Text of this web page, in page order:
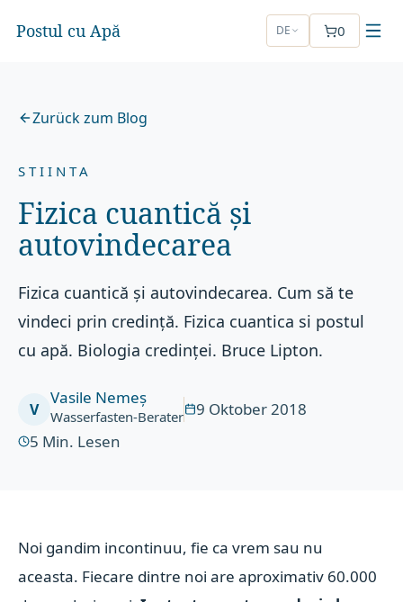
Postul cu Apă DE 0
Zurück zum Blog
STIINTA
Fizica cuantică și
autovindecarea
Fizica cuantică și autovindecarea. Cum să te
vindeci prin credință. Fizica cuantica si postul
cu apă. Biologia credinței. Bruce Lipton.
V
Vasile Nemeș
Wasserfasten-Berater
9 Oktober 2018
5 Min. Lesen
Noi gandim incontinuu, fie ca vrem sau nu
aceasta. Fiecare dintre noi are aproximativ 60.000